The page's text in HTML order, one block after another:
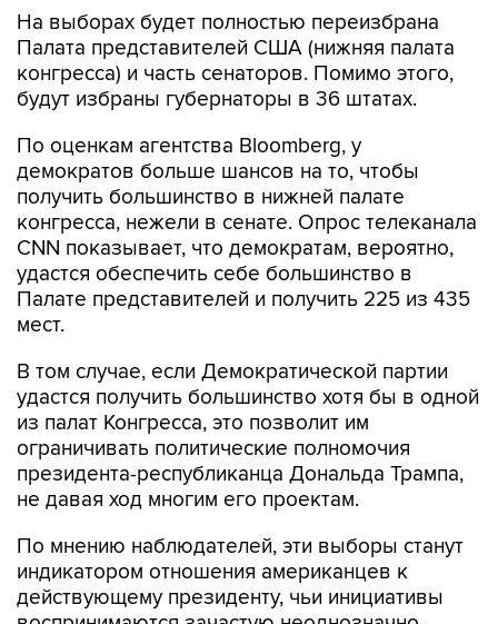
На выборах будет полностью переизбрана
Палата представителей США (нижняя палата
конгресса) и часть сенаторов. Помимо этого,
будут избраны губернаторы в 36 штатах.
По оценкам агентства Bloomberg, у
демократов больше шансов на то, чтобы
получить большинство в нижней палате
конгресса, нежели в сенате. Опрос телеканала
CNN показывает, что демократам, вероятно,
удастся обеспечить себе большинство в
Палате представителей и получить 225 из 435
мест.
В том случае, если Демократической партии
удастся получить большинство хотя бы в одной
из палат Конгресса, это позволит им
ограничивать политические полномочия
президента-республиканца Дональда Трампа,
не давая ход многим его проектам.
По мнению наблюдателей, эти выборы станут
индикатором отношения американцев к
действующему президенту, чьи инициативы